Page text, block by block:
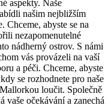
aspekty. Naše
našim nejbližším
Chceme, abyste se na
nezapomenutelné
nádherný ostrov. S námi
vás provázeli na vaší
a péči. Chceme, abyste
se rozhodnete pro naše
loučit. Společně
očekávání a zanechá